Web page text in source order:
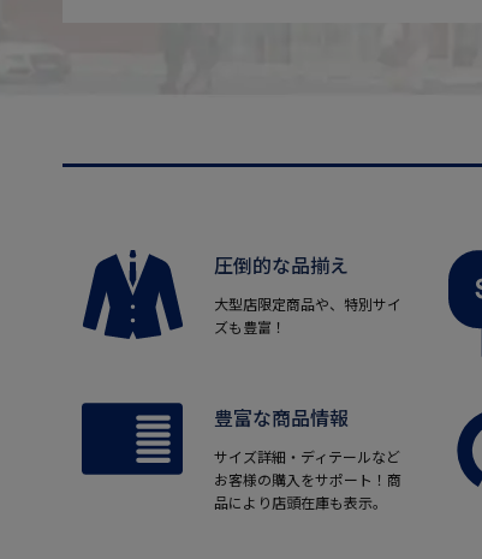
圧倒的な品揃え
大型店限定商品や、特別サイ
ズも豊富！
豊富な商品情報
サイズ詳細・ディテールなど
お客様の購入をサポート！商
品により店頭在庫も表示。